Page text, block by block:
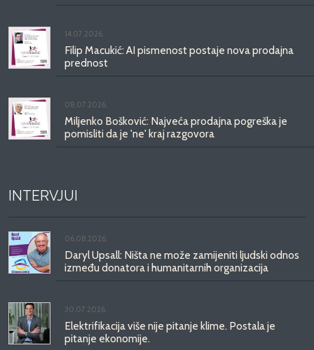
14.07.2026.
Filip Macukić: AI pismenost postaje nova prodajna
prednost
08.07.2026.
Miljenko Bošković: Najveća prodajna pogreška je
pomisliti da je 'ne' kraj razgovora
INTERVJUI
06.08.2026.
Daryl Upsall: Ništa ne može zamijeniti ljudski odnos
između donatora i humanitarnih organizacija
30.07.2026.
Elektrifikacija više nije pitanje klime. Postala je
pitanje ekonomije.